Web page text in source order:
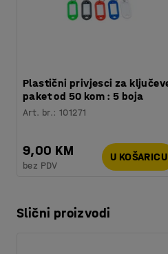
Plastični privjesci za
paket od 50 kom : 5 boja
Art. br.:101271
9,00 KM
bez PDV
U KOŠARICU
Slični proizvodi